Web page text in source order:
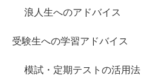
浪人生へのアドバイス
受験生への学習アドバイス
模試・定期テストの活用法